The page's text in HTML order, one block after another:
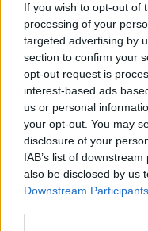
If you wish to opt-out of
processing of your
targeted advertising by
section to confirm your
opt-out request is
interest-based ads
us or personal
your opt-out. You may
disclosure of your
IAB’s list of
also be disclosed by us
Downstream Participants
pero queda el cuarto y
hoy la jornada
barrio. También se
parrillada para socios y
Dios.